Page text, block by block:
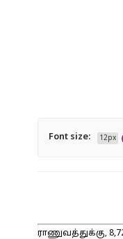
Font size: 12px
ராணுவத்துக்கு,